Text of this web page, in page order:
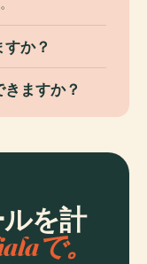
か？
ますか？
を計
で。